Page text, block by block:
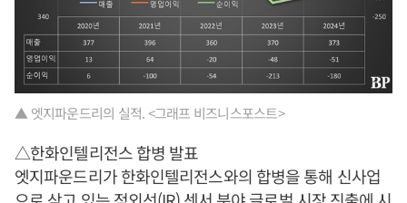
▲ 엣지파운드리의 실적. <그래프 비즈니스포스트>
△한화인텔리전스 합병 발표
엣지파운드리가 한화인텔리전스와의 합병을 통해 신사업